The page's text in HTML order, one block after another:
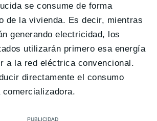
se consume de forma
de la vivienda. Es decir, mientras
generando electricidad, los
utilizarán primero esa energía
a la red eléctrica convencional.
directamente el consumo